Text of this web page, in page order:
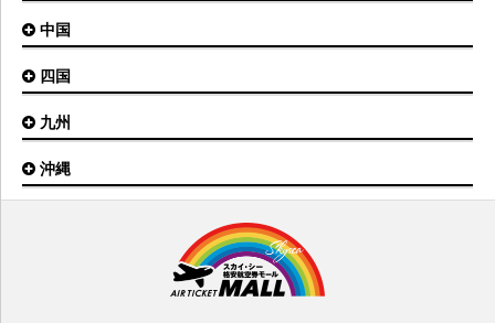
根室中標津空港
奥尻空港
利尻空港
庄内空港
山形空港
静岡空港
大阪(伊丹)空港
神戸空港
南紀白浜空港
但馬空港
中国
広島空港
山口宇部空港
出雲空港
米子空港
四国
松山空港
徳島空港
九州
福岡空港
鹿児島空港
沖縄